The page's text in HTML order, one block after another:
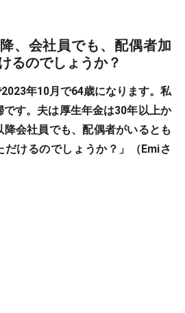
、会社員でも、配偶者加
るのでしょうか？
2023年10月で64歳になります。私
す。夫は厚生年金は30年以上か
会社員でも、配偶者がいるとも
だけるのでしょうか？」（Emiさ